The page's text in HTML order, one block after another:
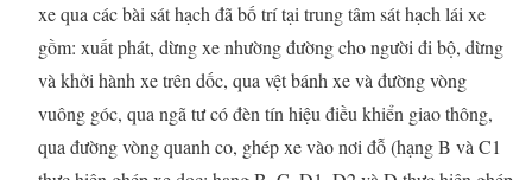
xe qua các bài sát hạch đã bố trí tại trung tâm sát hạch lái xe
gồm: xuất phát, dừng xe nhường đường cho người đi bộ, dừng
và khởi hành xe trên dốc, qua vệt bánh xe và đường vòng
vuông góc, qua ngã tư có đèn tín hiệu điều khiển giao thông,
qua đường vòng quanh co, ghép xe vào nơi đỗ (hạng B và C1